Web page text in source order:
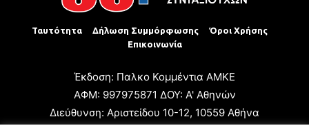
Ταυτότητα Δήλωση Συμμόρφωσης
Όροι Χρήσης
Επικοινωνία
Έκδοση: Παλκο Κομμέντια ΑΜΚΕ
ΑΦΜ: 997975871 ΔΟΥ: Α' Αθηνών
Διεύθυνση: Αριστείδου 10-12, 10559 Αθήνα